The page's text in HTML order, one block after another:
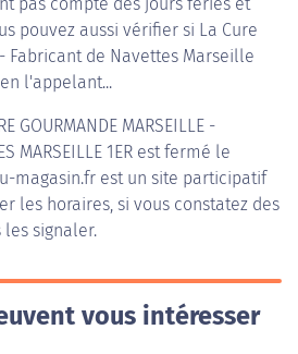
pouvez aussi vérifier si La Cure
Fabricant de Navettes Marseille
l'appelant...
GOURMANDE MARSEILLE -
MARSEILLE 1ER est fermé le
magasin.fr est un site participatif
les horaires, si vous constatez des
signaler.
vous intéresser